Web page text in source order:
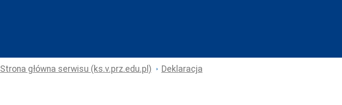
Strona główna serwisu (ks.v.prz.edu.pl)
Deklaracja